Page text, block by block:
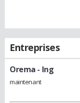
Entreprises
Orema - Ing
maintenant